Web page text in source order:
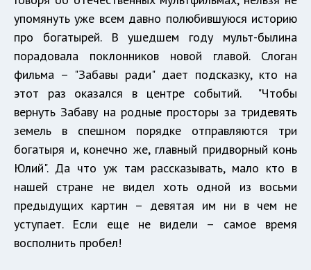
упомянуть уже всем давно полюбившуюся историю
про богатырей. В ушедшем году мульт-былина
порадовала поклонников новой главой. Слоган
фильма – "Забавы ради" дает подсказку, кто на
этот раз оказался в центре событий. "Чтобы
вернуть Забаву на родные просторы за тридевять
земель в спешном порядке отправляются три
богатыря и, конечно же, главный придворный конь
Юлий". Да что уж там рассказывать, мало кто в
нашей стране не видел хоть одной из восьми
предыдущих картин – девятая им ни в чем не
уступает. Если еще не видели – самое время
восполнить пробел!